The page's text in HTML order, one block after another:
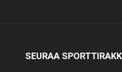
SEURAA